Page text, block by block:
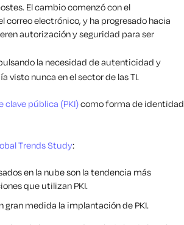
El cambio comenzó con el
correo electrónico, y ha progresado hacia
autorización y seguridad para ser
la necesidad de autenticidad y
visto nunca en el sector de las TI.
pública (PKI)como forma de identidad
Trends Study:
en la nube son la tendencia más
que utilizan PKI.
gran medida la implantación de PKI.